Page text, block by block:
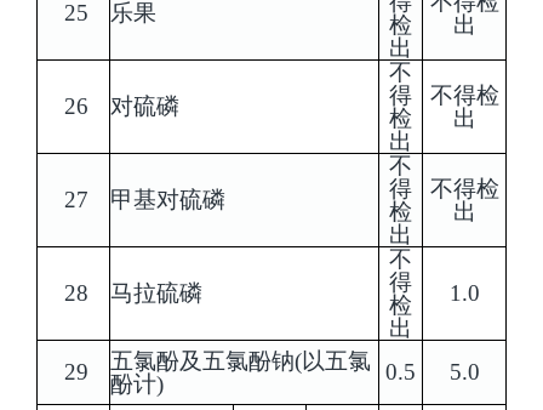
25 乐果
检
出
出
26 对硫磷
不
得
检
出
不得检
出
27 甲基对硫磷
不
得
检
出
不得检
出
28 马拉硫磷
不
得
检
出
1.0
29
五氯酚及五氯酚钠(以五氯
酚计)
0.5 5.0